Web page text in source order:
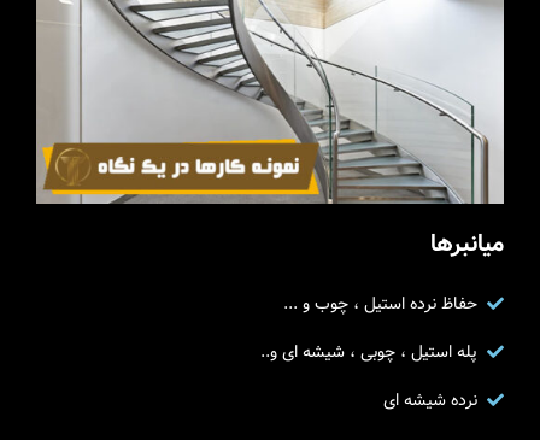
میانبرها
حفاظ نرده استیل ، چوب و ...
پله استیل ، چوبی ، شیشه ای و..
نرده شیشه ای